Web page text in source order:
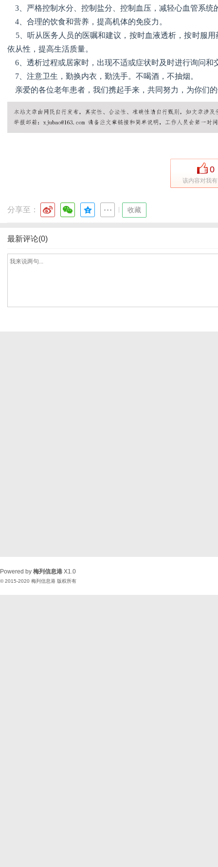
3、严格控制水分、控制盐分、控制血压，减轻心血管系统
4、合理的饮食和营养，提高机体的免疫力。
5、听从医务人员的医嘱和建议，按时血液透析，按时服
依从性，提高生活质量。
6、透析过程或居家时，出现不适或症状时及时进行询问和
7、注意卫生，勤换内衣，勤洗手。不喝酒，不抽烟。
亲爱的各位老年患者，我们携起手来，共同努力，为你们
0
该内容对我
分享至： 收藏
最新评论(0)
Powered by 梅列信息港 X1.0
© 2015-2020 梅列信息港 版权所有